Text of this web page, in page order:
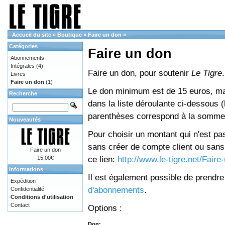
Accueil du site » Boutique » Faire un don »
Faire un don
Faire un don, pour soutenir Le Tigre.
Le don minimum est de 15 euros,
dans la liste déroulante ci-dessous
parenthèses correspond à la
Pour choisir un montant qui n'est
sans créer de compte client ou
ce lien: http://www.le-tigre.net/
Il est également possible de
d'abonnements.
Options :
Catégories
Abonnements
Intégrales (4)
Livres
Faire un don (1)
Recherche
Nouveautés
Faire un don
15,00€
Informations
Expédition
Confidentialité
Conditions d'utilisation
Contact